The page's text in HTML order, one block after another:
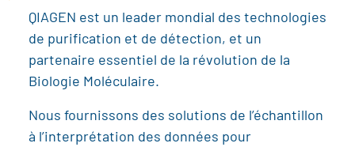
QIAGEN est un leader mondial des technologies
de purification et de détection, et un
partenaire essentiel de la révolution de la
Biologie Moléculaire.
Nous fournissons des solutions de l’échantillon
à l’interprétation des données pour